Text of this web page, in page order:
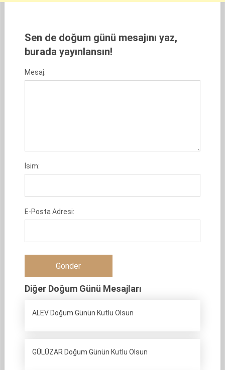
Sen de doğum günü mesajını yaz,
burada yayınlansın!
Mesaj:
İsim:
E-Posta Adresi:
Diğer Doğum Günü Mesajları
ALEV Doğum Günün Kutlu Olsun
GÜLÜZAR Doğum Günün Kutlu Olsun